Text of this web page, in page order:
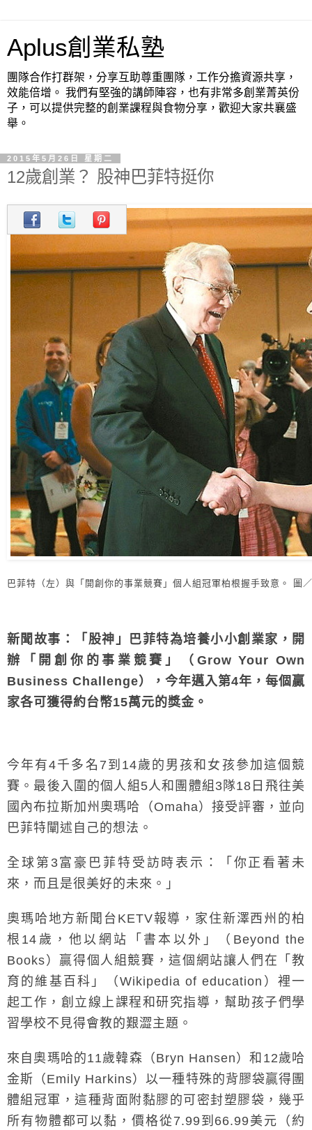
Aplus創業私塾
團隊合作打群架，分享互助尊重團隊，工作分擔資源共享，
效能倍增。 我們有堅強的講師陣容，也有非常多創業菁英份
子，可以提供完整的創業課程與食物分享，歡迎大家共襄盛
舉。
2015年5月26日 星期二
12歲創業？ 股神巴菲特挺你
巴菲特（左）與「開創你的事業競賽」個人組冠軍柏根握手致意。 圖
新聞故事：「股神」巴菲特為培養小小創業家，開
辦「開創你的事業競賽」（Grow Your Own
Business Challenge），今年邁入第4年，每個贏
家各可獲得約台幣15萬元的獎金。
今年有4千多名7到14歲的男孩和女孩參加這個競
賽。最後入圍的個人組5人和團體組3隊18日飛往美
國內布拉斯加州奧瑪哈（Omaha）接受評審，並向
巴菲特闡述自己的想法。
全球第3富豪巴菲特受訪時表示：「你正看著未
來，而且是很美好的未來。」
奧瑪哈地方新聞台KETV報導，家住新澤西州的柏
根14歲，他以網站「書本以外」（Beyond the
Books）贏得個人組競賽，這個網站讓人們在「教
育的維基百科」（Wikipedia of education）裡一
起工作，創立線上課程和研究指導，幫助孩子們學
習學校不見得會教的艱澀主題。
來自奧瑪哈的11歲韓森（Bryn Hansen）和12歲哈
金斯（Emily Harkins）以一種特殊的背膠袋贏得團
體組冠軍，這種背面附黏膠的可密封塑膠袋，幾乎
所有物體都可以黏，價格從7.99到66.99美元（約